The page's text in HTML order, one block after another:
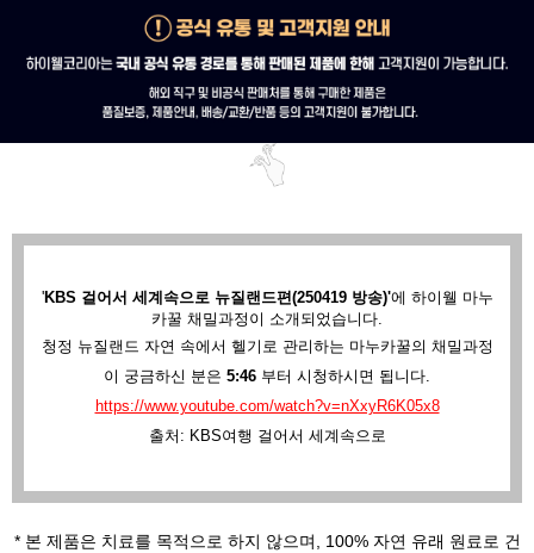
'KBS 걸어서 세계속으로 뉴질랜드편(250419 방송)'에 하이웰 마누
카꿀 채밀과정이 소개되었습니다.
청정 뉴질랜드 자연 속에서 헬기로 관리하는 마누카꿀의 채밀과정
이 궁금하신 분은 5:46 부터 시청하시면 됩니다.
https://www.youtube.com/watch?v=nXxyR6K05x8
출처: KBS여행 걸어서 세계속으로
* 본 제품은 치료를 목적으로 하지 않으며, 100% 자연 유래 원료로 건